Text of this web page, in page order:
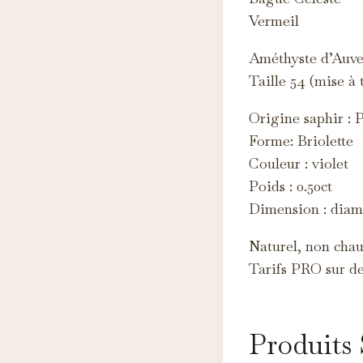
Vermeil
Améthyste
Taille 54 (mise à
Origine saphir :
Forme: Briolette
Couleur : violet
Poids : 0.50ct
Dimension :
Naturel, non
Tarifs PRO sur
Produits